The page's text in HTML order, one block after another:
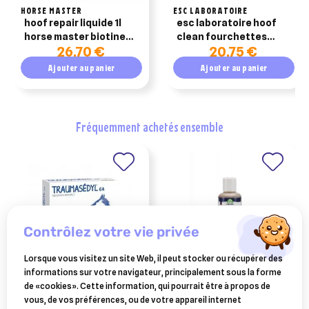
HORSE MASTER
hoof repair liquide 1l
horse master biotine
liquide pour sabot
cheval
26,70 €
Ajouter au panier
ESC LABORATOIRE
esc laboratoire hoof
clean fourchettes
abîmées 200ml
20,75 €
Ajouter au panier
fréquemment achetés ensemble
BOIRON
traumasedyl 12 ampoules
AUDEVARD
povidum scrub (savon)
120ml
contrôlez votre vie privée
Lorsque vous visitez un site Web, il peut stocker ou récupérer des
informations sur votre navigateur, principalement sous la forme
de «cookies». Cette information, qui pourrait être à propos de
vous, de vos préférences, ou de votre appareil internet